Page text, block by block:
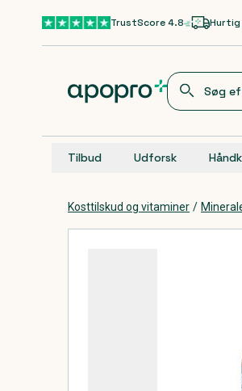
Gå til hovedindholdTrustScore 4.8 Hurtig
Tilbud Udforsk
Kosttilskud og vitaminer /